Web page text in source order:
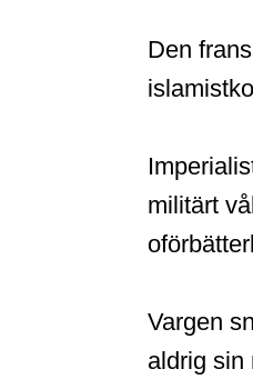
Den
militärt
Vargen
aldrig sin